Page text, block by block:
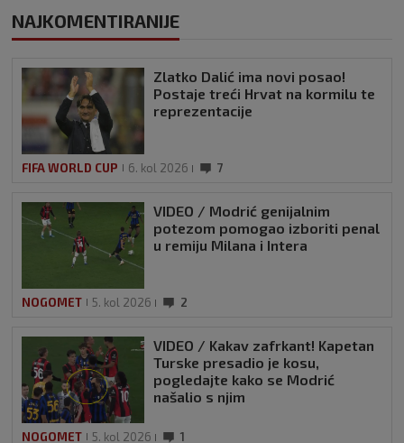
NAJKOMENTIRANIJE
Zlatko Dalić ima novi posao!
Postaje treći Hrvat na kormilu te
reprezentacije
FIFA WORLD CUP 6. kol 2026 7
VIDEO / Modrić genijalnim
potezom pomogao izboriti penal
u remiju Milana i Intera
NOGOMET 5. kol 2026 2
VIDEO / Kakav zafrkant! Kapetan
Turske presadio je kosu,
pogledajte kako se Modrić
našalio s njim
NOGOMET 5. kol 2026 1